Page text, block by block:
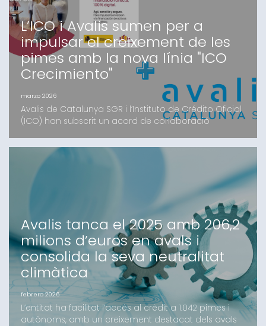
L’ICO i Avalis sumen per a
impulsar el creixement de les
pimes amb la nova línia "ICO
Crecimiento"
marzo 2026
Avalis de Catalunya SGR i l’Instituto de Crédito Oficial
(ICO) han subscrit un acord de col·laboració
pimes catalanes. Mitjançant la nova eina digital ICO
Crecimiento, les petites i mitjanes empreses podran
accedir a recursos en condicions preferents i amb el
suport de la garantia d’Avalis.L’ob
Avalis tanca el 2025 amb 206,2
milions d’euros en avals i
consolida la seva neutralitat
climàtica
febrero 2026
L’entitat ha facilitat l’accés al crèdit a 1.042 pimes i
autònoms, amb un creixement destacat dels avals